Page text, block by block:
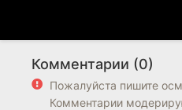
Комментарии (0)
Пожалуйста пишите
Комментарии